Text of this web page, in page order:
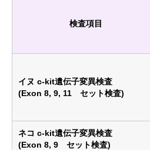
検査項目
イヌ c-kit遺伝子変異検査
(Exon 8, 9, 11 セット検査)
ネコ c-kit遺伝子変異検査
(Exon 8, 9 セット検査)